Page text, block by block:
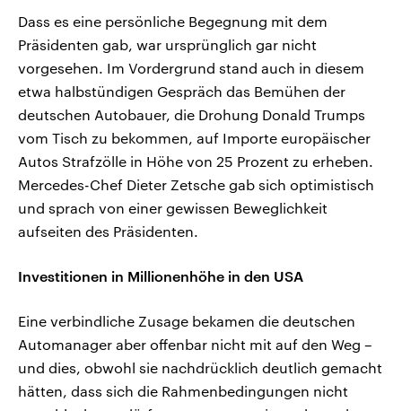
Dass es eine persönliche Begegnung mit dem
Präsidenten gab, war ursprünglich gar nicht
vorgesehen. Im Vordergrund stand auch in diesem
etwa halbstündigen Gespräch das Bemühen der
deutschen Autobauer, die Drohung Donald Trumps
vom Tisch zu bekommen, auf Importe europäischer
Autos Strafzölle in Höhe von 25 Prozent zu erheben.
Mercedes-Chef Dieter Zetsche gab sich optimistisch
und sprach von einer gewissen Beweglichkeit
aufseiten des Präsidenten.
Investitionen in Millionenhöhe in den USA
Eine verbindliche Zusage bekamen die deutschen
Automanager aber offenbar nicht mit auf den Weg –
und dies, obwohl sie nachdrücklich deutlich gemacht
hätten, dass sich die Rahmenbedingungen nicht